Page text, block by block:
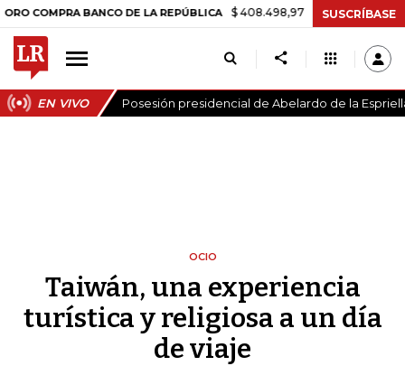
BANCO DE LA REPÚBLICA $ 408.498,97 +$ 8.753,81 +2,19%
SUSCRÍBASE
EN VIVO Posesión presidencial de Abelardo de la
OCIO
Taiwán, una experiencia
turística y religiosa a un día
de viaje